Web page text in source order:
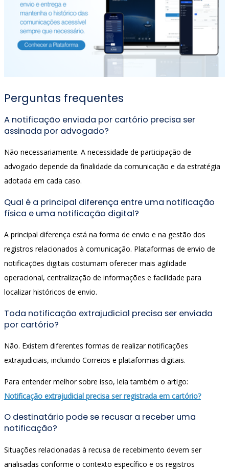
Perguntas frequentes
A notificação enviada por cartório precisa ser
assinada por advogado?
Não necessariamente. A necessidade de participação de
advogado depende da finalidade da comunicação e da estratégia
adotada em cada caso.
Qual é a principal diferença entre uma notificação
física e uma notificação digital?
A principal diferença está na forma de envio e na gestão dos
registros relacionados à comunicação. Plataformas de envio de
notificações digitais costumam oferecer mais agilidade
operacional, centralização de informações e facilidade para
localizar históricos de envio.
Toda notificação extrajudicial precisa ser enviada
por cartório?
Não. Existem diferentes formas de realizar notificações
extrajudiciais, incluindo Correios e plataformas digitais.
Para entender melhor sobre isso, leia também o artigo:
Notificação extrajudicial precisa ser registrada em cartório?
O destinatário pode se recusar a receber uma
notificação?
Situações relacionadas à recusa de recebimento devem ser
analisadas conforme o contexto específico e os registros